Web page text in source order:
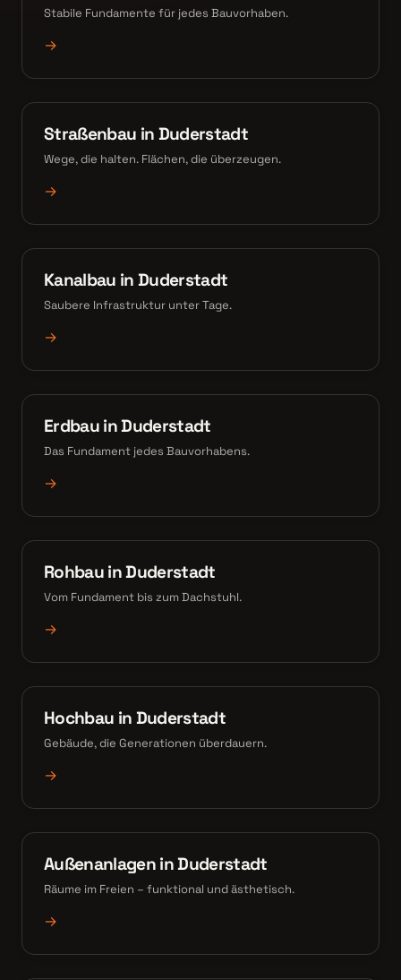
Stabile Fundamente für jedes Bauvorhaben.
→
Straßenbau in Duderstadt
Wege, die halten. Flächen, die überzeugen.
→
Kanalbau in Duderstadt
Saubere Infrastruktur unter Tage.
→
Erdbau in Duderstadt
Das Fundament jedes Bauvorhabens.
→
Rohbau in Duderstadt
Vom Fundament bis zum Dachstuhl.
→
Hochbau in Duderstadt
Gebäude, die Generationen überdauern.
→
Außenanlagen in Duderstadt
Räume im Freien – funktional und ästhetisch.
→